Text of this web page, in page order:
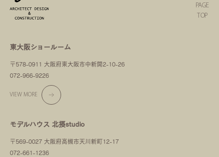
東大阪ショールーム
〒578-0911 大阪府東大阪市中新開2-10-26
072-966-9226
VIEW MORE
モデルハウス 北摂studio
〒569-0027 大阪府高槻市天川新町12-17
072-661-1236
PAGE
TOP